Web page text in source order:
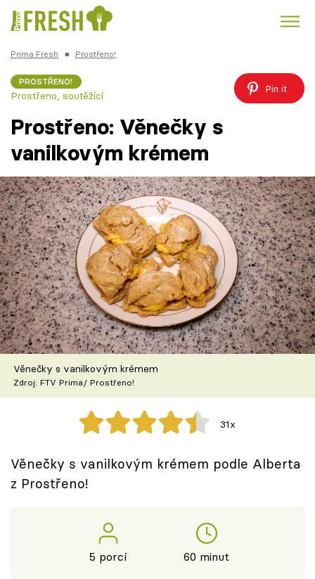
Česká kuchyně
Témata
Recepty
Články
TV Program
Škola vaření
Recepty z TV
Speciál: Cuketa
Těhotnej kuchař
Sledujte prima+
Prima Fresh ■ Prostřeno!
PROSTŘENO!
Prostřeno, soutěžící
Pin it
Prostřeno: Věnečky s
vanilkovým krémem
Věnečky s vanilkovým krémem
Zdroj: FTV Prima/ Prostřeno!
31x
Věnečky s vanilkovým krémem podle Alberta
z Prostřeno!
5 porcí 60 minut